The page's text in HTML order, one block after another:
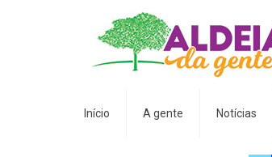
Início A gente Notícias